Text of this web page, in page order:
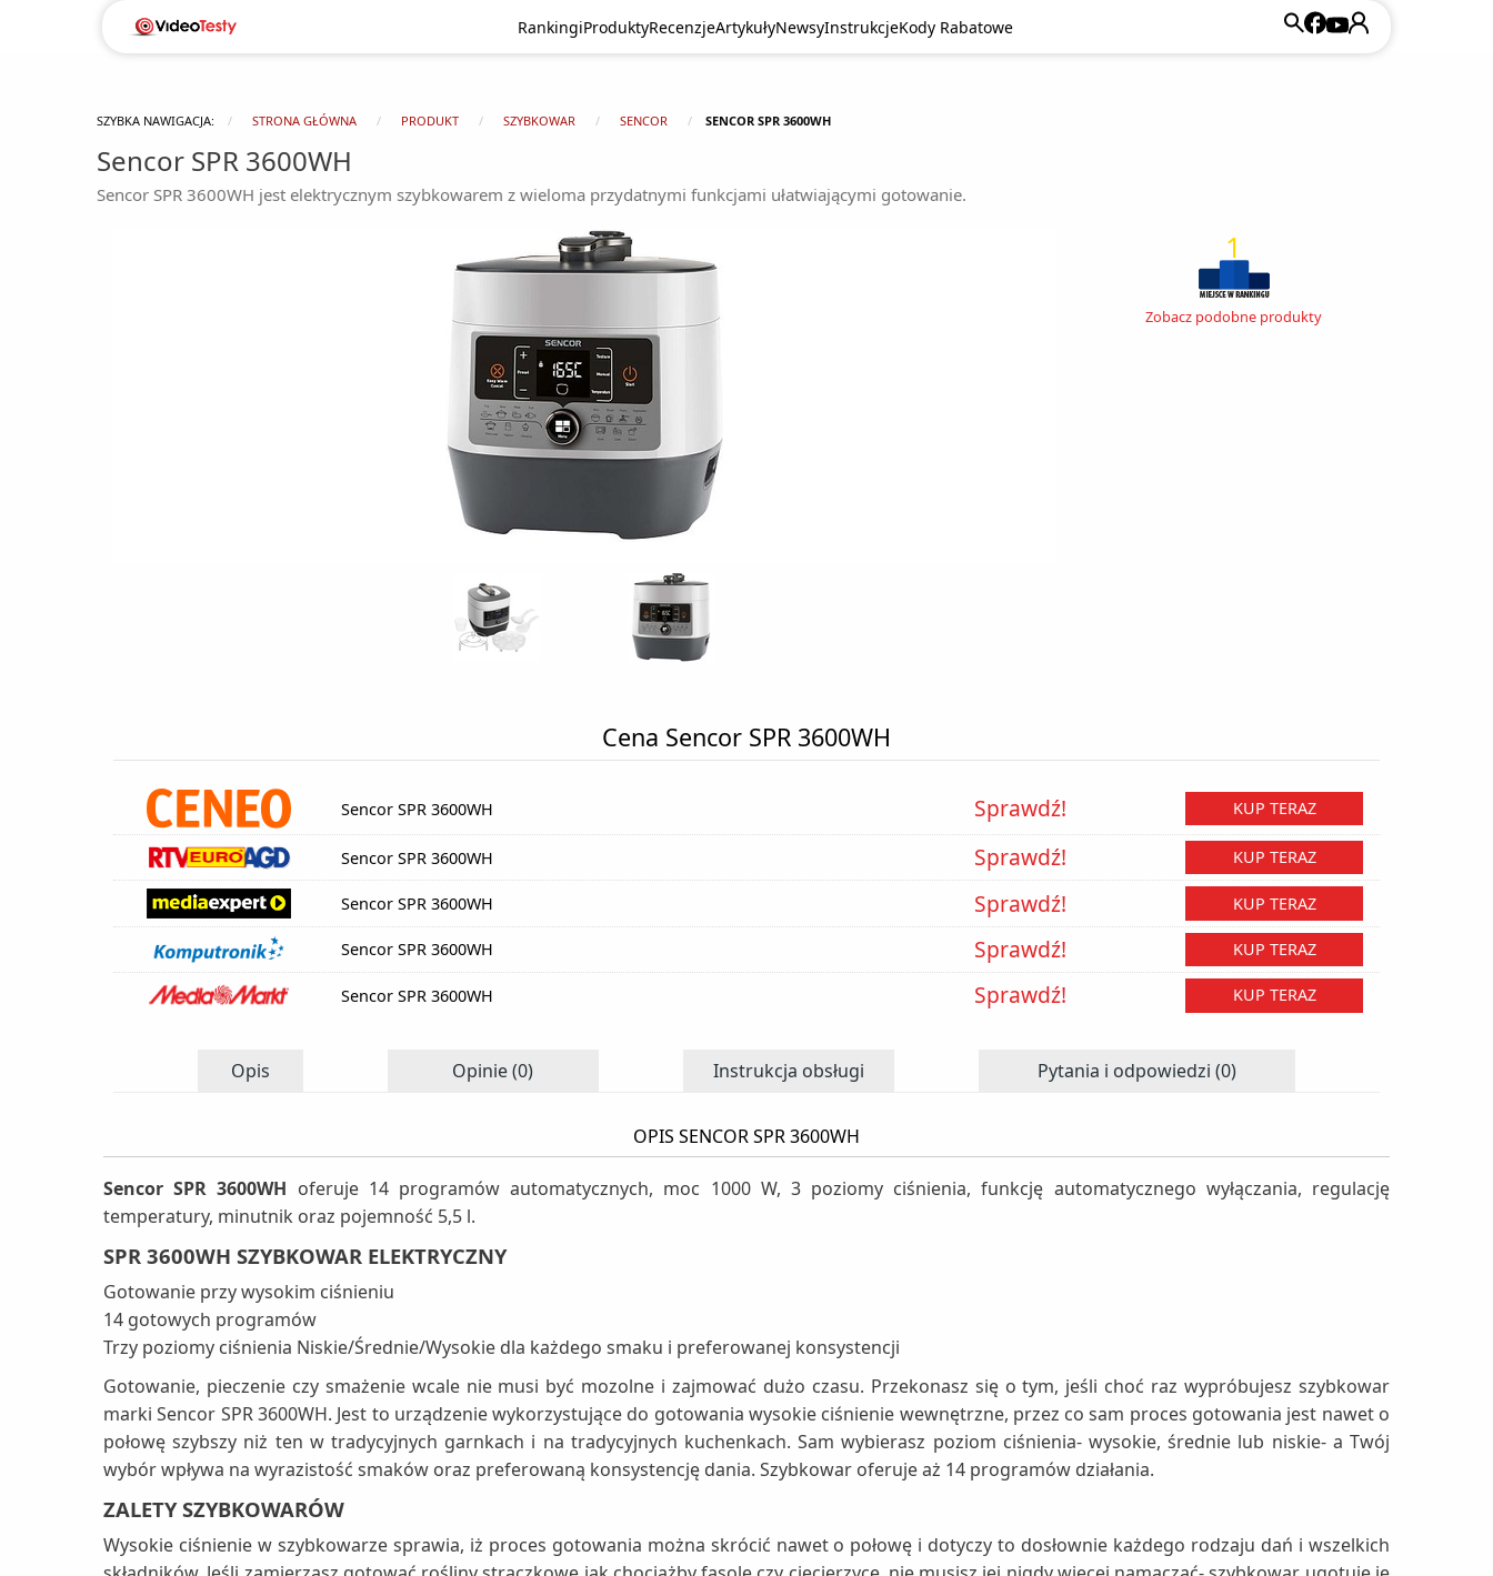
RankingiProduktyRecenzjeArtykułyNewsyInstrukcjeKody Rabatowe
SZYBKA NAWIGACJA: STRONA GŁÓWNA PRODUKT SZYBKOWAR SENCOR SENCOR SPR 3600WH
Sencor SPR 3600WH
Sencor SPR 3600WH jest elektrycznym szybkowarem z wieloma przydatnymi funkcjami ułatwiającymi gotowanie.
1
Zobacz podobne produkty
Cena Sencor SPR 3600WH
Sencor SPR 3600WH Sprawdź! KUP TERAZ
Sencor SPR 3600WH Sprawdź! KUP TERAZ
Sencor SPR 3600WH Sprawdź! KUP TERAZ
Sencor SPR 3600WH Sprawdź! KUP TERAZ
Sencor SPR 3600WH Sprawdź! KUP TERAZ
Opis Opinie (0) Instrukcja obsługi Pytania i odpowiedzi (0)
OPIS SENCOR SPR 3600WH
Sencor SPR 3600WH oferuje 14 programów automatycznych, moc 1000 W, 3 poziomy ciśnienia, funkcję automatycznego wyłączania, regulację
temperatury, minutnik oraz pojemność 5,5 l.
SPR 3600WH SZYBKOWAR ELEKTRYCZNY
Gotowanie przy wysokim ciśnieniu
14 gotowych programów
Trzy poziomy ciśnienia Niskie/Średnie/Wysokie dla każdego smaku i preferowanej konsystencji
Gotowanie, pieczenie czy smażenie wcale nie musi być mozolne i zajmować dużo czasu. Przekonasz się o tym, jeśli choć raz wypróbujesz szybkowar
marki Sencor SPR 3600WH. Jest to urządzenie wykorzystujące do gotowania wysokie ciśnienie wewnętrzne, przez co sam proces gotowania jest nawet o
połowę szybszy niż ten w tradycyjnych garnkach i na tradycyjnych kuchenkach. Sam wybierasz poziom ciśnienia- wysokie, średnie lub niskie- a Twój
wybór wpływa na wyrazistość smaków oraz preferowaną konsystencję dania. Szybkowar oferuje aż 14 programów działania.
ZALETY SZYBKOWARÓW
Wysokie ciśnienie w szybkowarze sprawia, iż proces gotowania można skrócić nawet o połowę i dotyczy to dosłownie każdego rodzaju dań i wszelkich